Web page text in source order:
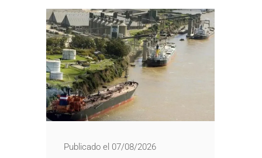
Publicado el 07/08/2026